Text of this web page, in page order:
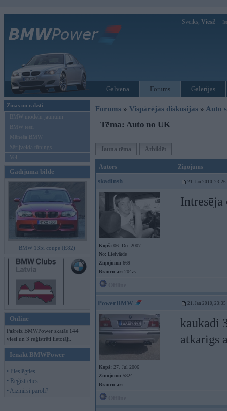
Sveiks, Viesi!
Galvenā Forums Galerijas
Ziņas un raksti
BMW modeļu jaunumi
BMW testi
Mēneša BMW
Sērijveida tūnings
Vel...
Gadījuma bilde
BMW 135i coupe (E82)
Online
Pašreiz BMWPower skatās 144
viesi un 3 reģistrēti lietotāji.
Ienākt BMWPower
• Pieslēgties
• Reģistrēties
• Aizmirsi paroli?
Forums » Vispārējās diskusijas » Auto
Tēma: Auto no UK
Jauna tēma Atbildēt
Autors Ziņojums
skadinsh 21. Jan 2010, 23:26
Kopš: 06. Dec 2007
No: Lielvārde
Ziņojumi: 669
Braucu ar: 204zs
Intresēja
PowerBMW 21. Jan 2010, 23:35
Kopš: 27. Jul 2006
Ziņojumi: 5824
Braucu ar:
kaukadi
atkarigs